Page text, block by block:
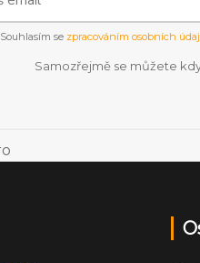
Souhlasím se zpracováním osobních
Samozřejmě se můžete